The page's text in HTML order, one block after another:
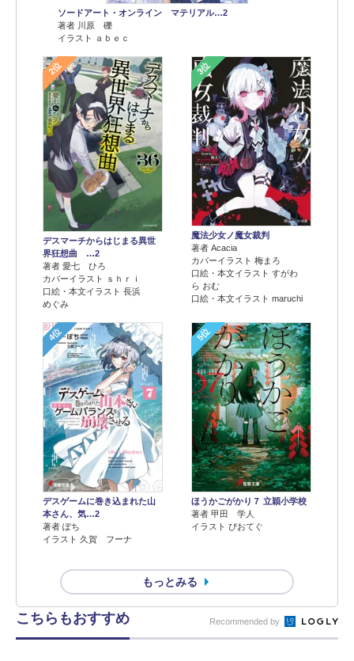
ソードアート・オンライン マテリアル…2
著者 川原 礫
イラスト ａｂｅｃ
2位
デスマーチからはじまる異世
界狂想曲 …2
著者 愛七 ひろ
カバーイラスト ｓｈｒｉ
口絵・本文イラスト 長浜
めぐみ
3位
魔法少女ノ魔女裁判
著者 Acacia
カバーイラスト 梅まろ
口絵・本文イラスト すがわ
ら おむ
口絵・本文イラスト maruchi
4位
デスゲームに巻き込まれた山
本さん、気…2
著者 ぽち
イラスト 久賀 フーナ
5位
ほうかごがかり７ 立穎小学校
著者 甲田 学人
イラスト ぴおてぐ
もっとみる
こちらもおすすめ Recommended by